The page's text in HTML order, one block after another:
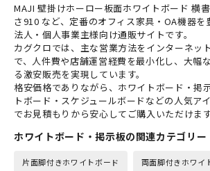
MAJI 壁掛けホーロー板面ホワイトボード 横
さ910 など、定番のオフィス家具・OA機器を
法人・個人事業主様向け通販サイトです。
カグクロでは、主な営業方法をインターネッ
で、人件費や店舗運営経費を最小化し、大幅
る激安販売を実現しています。
格安価格でありながら、ホワイトボード・掲
トボード・スケジュールボードなどの人気ア
でお見積もりから安心してご購入いただけます
ホワイトボード・掲示板の関連カテゴリー
片面脚付きホワイトボード 両面脚付きホワイ